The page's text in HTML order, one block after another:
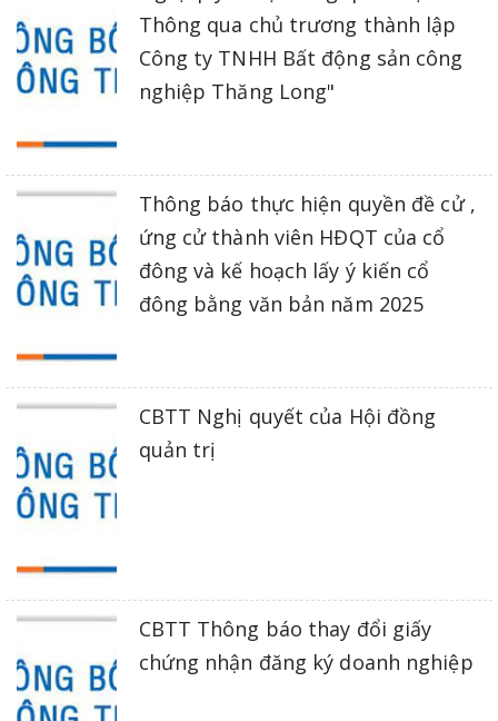
Thông qua chủ trương thành lập
Công ty TNHH Bất động sản công
nghiệp Thăng Long"
Thông báo thực hiện quyền đề cử ,
ứng cử thành viên HĐQT của cổ
đông và kế hoạch lấy ý kiến cổ
đông bằng văn bản năm 2025
CBTT Nghị quyết của Hội đồng
quản trị
CBTT Thông báo thay đổi giấy
chứng nhận đăng ký doanh nghiệp